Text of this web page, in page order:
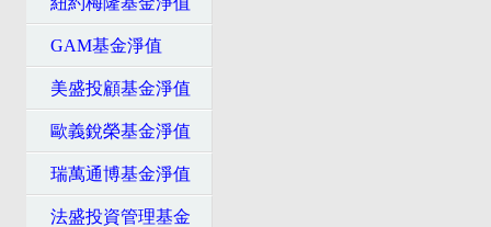
GAM基金淨值
美盛投顧基金淨值
歐義銳榮基金淨值
瑞萬通博基金淨值
法盛投資管理基金